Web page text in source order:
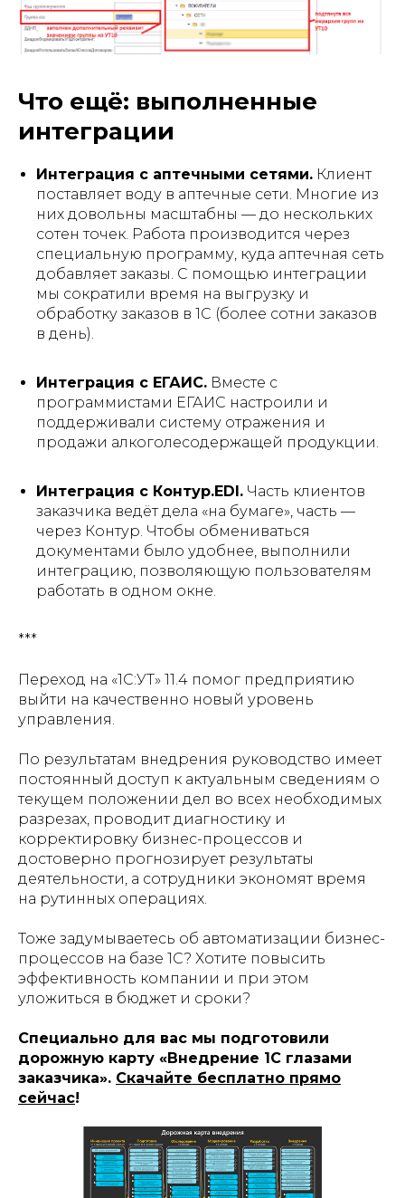
Что ещё: выполненные
интеграции
Интеграция с аптечными сетями. Клиент
поставляет воду в аптечные сети. Многие из
них довольны масштабны — до нескольких
сотен точек. Работа производится через
специальную программу, куда аптечная сеть
добавляет заказы. С помощью интеграции
мы сократили время на выгрузку и
обработку заказов в 1С (более сотни заказов
в день).
Интеграция с ЕГАИС. Вместе с
программистами ЕГАИС настроили и
поддерживали систему отражения и
продажи алкоголесодержащей продукции.
Интеграция с Контур.EDI. Часть клиентов
заказчика ведёт дела «на бумаге», часть —
через Контур. Чтобы обмениваться
документами было удобнее, выполнили
интеграцию, позволяющую пользователям
работать в одном окне.
***
Переход на «1С:УТ» 11.4 помог предприятию
выйти на качественно новый уровень
управления.
По результатам внедрения руководство имеет
постоянный доступ к актуальным сведениям о
текущем положении дел во всех необходимых
разрезах, проводит диагностику и
корректировку бизнес-процессов и
достоверно прогнозирует результаты
деятельности, а сотрудники экономят время
на рутинных операциях.
Тоже задумываетесь об автоматизации бизнес-
процессов на базе 1С? Хотите повысить
эффективность компании и при этом
уложиться в бюджет и сроки?
Специально для вас мы подготовили
дорожную карту «Внедрение 1С глазами
заказчика». Скачайте бесплатно прямо
сейчас!